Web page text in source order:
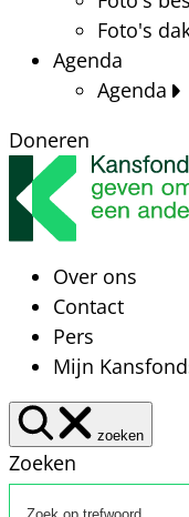
Foto's
Agenda
Agenda
Doneren
Over ons
Contact
Pers
Mijn
zoeken
Zoeken